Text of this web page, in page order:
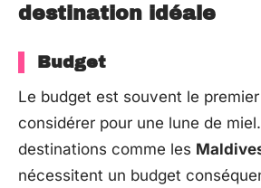
destination idéale
Budget
Le budget est souvent le
considérer pour une lune de
destinations comme les
nécessitent un budget